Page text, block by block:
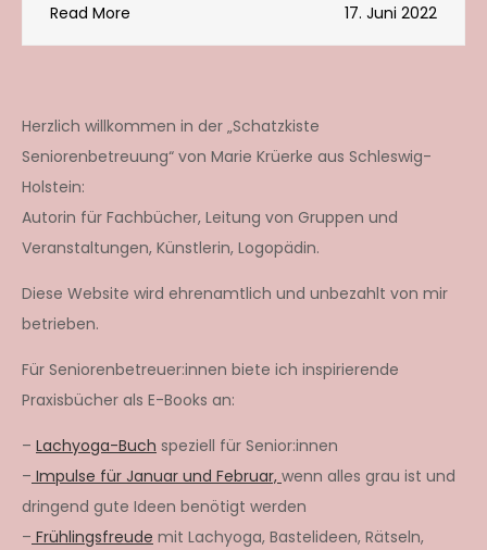
Read More 17. Juni 2022
Herzlich willkommen in der „Schatzkiste
Seniorenbetreuung“ von Marie Krüerke aus Schleswig-
Holstein:
Autorin für Fachbücher, Leitung von Gruppen und
Veranstaltungen, Künstlerin, Logopädin.
Diese Website wird ehrenamtlich und unbezahlt von mir
betrieben.
Für Seniorenbetreuer:innen biete ich inspirierende
Praxisbücher als E-Books an:
– Lachyoga-Buch speziell für Senior:innen
– Impulse für Januar und Februar, wenn alles grau ist und
dringend gute Ideen benötigt werden
– Frühlingsfreude mit Lachyoga, Bastelideen, Rätseln,